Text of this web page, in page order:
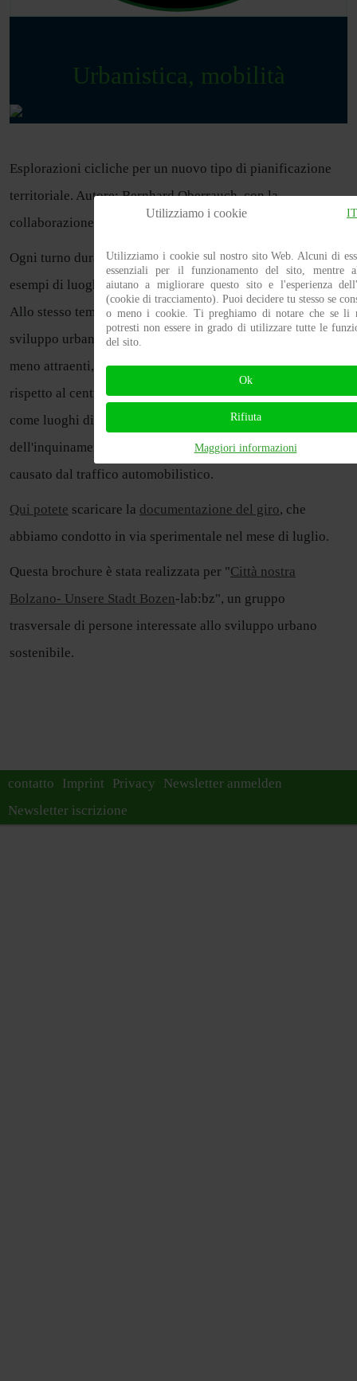
Urbanistica, mobilità
Esplorazioni cicliche per un nuovo tipo di pianificazione
territoriale. Autore: Bernhard Oberrauch, con la
collaborazione di Melitta Pitschl e Margot Wittig
Ogni turno dura circa 3 ore e ha lo scopo di mostrare
esempi di luoghi che richiedono un intervento pubblico.
Allo stesso tempo, vengono esplorati obiettivi comuni di
sviluppo urbano: dalla riqualificazione delle aree urbane
meno attraenti, alla valorizzazione delle zone periferiche
rispetto al centro città, alla riscoperta degli spazi pubblici
come luoghi di incontro, al riconoscimento
dell'inquinamento acustico nelle strade urbane trafficate
causato dal traffico automobilistico.
Qui potete scaricare la documentazione del giro, che
abbiamo condotto in via sperimentale nel mese di luglio.
Questa brochure è stata realizzata per "Città nostra
Bolzano- Unsere Stadt Bozen-lab:bz", un gruppo
trasversale di persone interessate allo sviluppo urbano
sostenibile.
contatto Imprint Privacy
Newsletter anmelden
Newsletter iscrizione
Utilizziamo i cookie IT
Utilizziamo i cookie sul nostro sito Web. Alcuni di
essenziali per il funzionamento del sito, mentre
aiutano a migliorare questo sito e l'esperienza
(cookie di tracciamento). Puoi decidere tu stesso se
o meno i cookie. Ti preghiamo di notare che se li
potresti non essere in grado di utilizzare tutte le
del sito.
Ok
Rifiuta
Maggiori informazioni